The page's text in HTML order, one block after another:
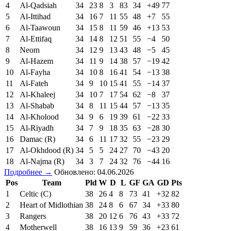
4
Al-Qadsiah 34 23 8 3 83 34 +49 77
5
Al-Ittihad 34 16 7 11 55 48 +7
55
6
Al-Taawoun 34 15 8 11 59 46 +13 53
7
Al-Ettifaq 34 14 8 12 51 55 −4
50
8
Neom 34 12 9 13 43 48 −5
45
9
Al-Hazem 34 11 9 14 38 57 −19 42
10
Al-Fayha 34 10 8 16 41 54 −13 38
11
Al-Fateh 34 9 10 15 41 55 −14 37
12
Al-Khaleej 34 10 7 17 54 62 −8
37
13
Al-Shabab 34 8 11 15 44 57 −13 35
14
Al-Kholood 34 9 6 19 39 61 −22 33
15
Al-Riyadh 34 7 9 18 35 63 −28 30
16
Damac (R) 34 6 11 17 32 55 −23 29
17
Al-Okhdood (R) 34 5 5 24 27 70 −43 20
18
Al-Najma (R) 34 3 7 24 32 76 −44 16
Подробнее → Обновлено: 04.06.2026
Pos
Team Pld W D L GF GA GD Pts
1
Celtic (C) 38 26 4 8 73 41 +32 82
2
Heart of Midlothian 38 24 8 6 67 34 +33 80
3
Rangers 38 20 12 6 76 43 +33 72
4
Motherwell 38 16 13 9 59 36 +23 61